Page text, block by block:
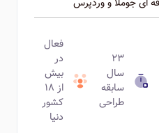
۲۳
سال
سابقه
طراحی
فعال
در
بیش
از ۱۸
کشور
دنیا